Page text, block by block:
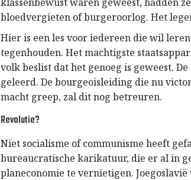
bloedvergieten of burgeroorlog. Het
Hier is een les voor iedereen die wil
tegenhouden. Het machtigste
volk beslist dat het genoeg is geweest.
geleerd. De bourgeoisleiding die nu
macht greep, zal dit nog betreuren.
Revolutie?
Niet socialisme of communisme heeft
bureaucratische karikatuur, die er al in
planeconomie te vernietigen.